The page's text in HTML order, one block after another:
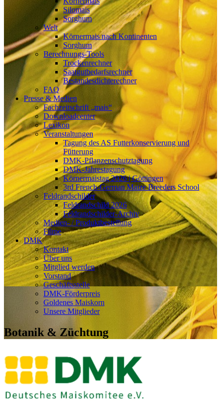
Silomais
Sorghum
Welt
Körnermais nach Kontinenten
Sorghum
Berechnungs-Tools
Trockenrechner
Saatgutbedarfsrechner
Bestandesdichterechner
FAQ
Presse & Medien
Fachzeitschrift „mais“
Downloadcenter
Lexikon
Veranstaltungen
Tagung des AS Futterkonservierung und
Fütterung
DMK-Pflanzenschutztagung
DMK-Jahrestagung
Körnermaistag 2026 | Göttingen
3rd French-German Maize Breeders School
Feldrandschilder
Feldrandschild 2026
Feldrandschilder-Archiv
Medien- / Produktbestellung
Filme
DMK
Kontakt
Über uns
Mitglied werden
Vorstand
Geschäftsstelle
DMK-Förderpreis
Goldenes Maiskorn
Unsere Mitglieder
Botanik & Züchtung